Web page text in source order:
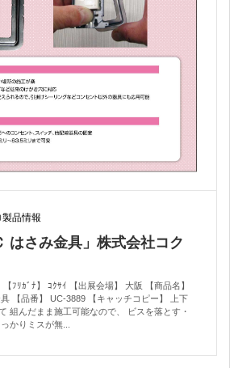
製品情報
はさみ金具」株式会社コク
【ﾌﾘｶﾞﾅ】 ｺｸｻｲ 【出展会場】 大阪 【商品名】
【品番】 UC-3889 【キャッチコピー】 上下
組んだまま施工可能なので、 ビスを落とす・
かりミスが無...